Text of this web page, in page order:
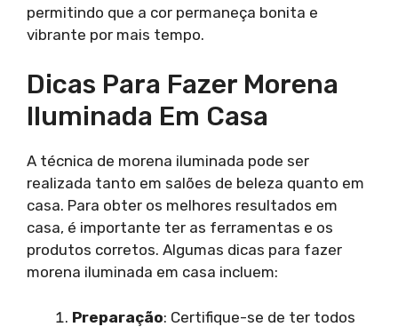
permitindo que a cor permaneça bonita e
vibrante por mais tempo.
Dicas Para Fazer Morena
Iluminada Em Casa
A técnica de morena iluminada pode ser
realizada tanto em salões de beleza quanto em
casa. Para obter os melhores resultados em
casa, é importante ter as ferramentas e os
produtos corretos. Algumas dicas para fazer
morena iluminada em casa incluem:
Preparação: Certifique-se de ter todos